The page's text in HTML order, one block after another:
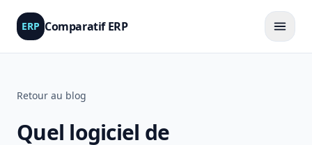
ERP Comparatif ERP
Retour au blog
Quel logiciel de